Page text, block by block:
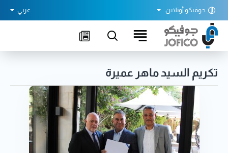
جوفيكو أونلاين عربي
تكريم السيد ماهر عميرة